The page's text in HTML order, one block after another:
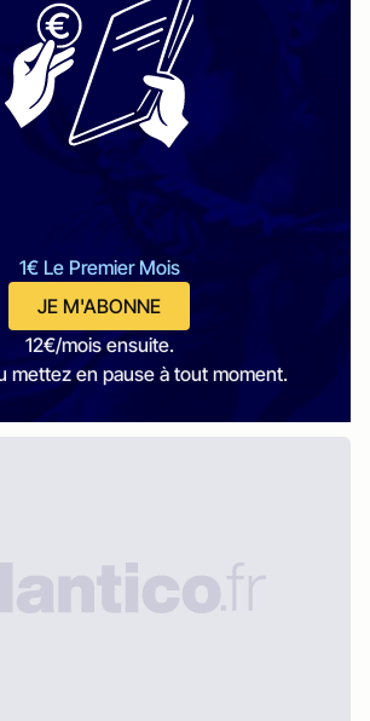
1€ Le Premier Mois
JE M'ABONNE
12€/mois ensuite.
mettez en pause à tout moment.